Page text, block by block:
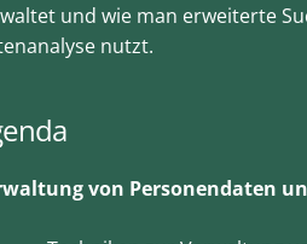
und wie man erweiterte
nutzt.
von Personendaten